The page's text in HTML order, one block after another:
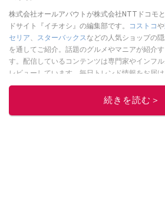
株式会社オールアバウトが株式会社NTTドコモ
ドサイト『イチオシ』の編集部です。
コストコや
セリア、 スターバックスなどの人気ショップの
を通してご紹介。話題のグルメやマニアが紹介
す。配信しているコンテンツは専門家やインフ
レビューしています。毎日トレンド情報をお届
ニュースでフォローしてください！
このイチオ
続きを読む＞